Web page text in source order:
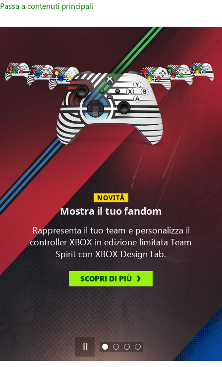
Passa a contenuti principali
NOVITÀ
Mostra il tuo fandom
Rappresenta il tuo team e personalizza il
controller XBOX in edizione limitata Team
Spirit con XBOX Design Lab.
SCOPRI DI PIÙ